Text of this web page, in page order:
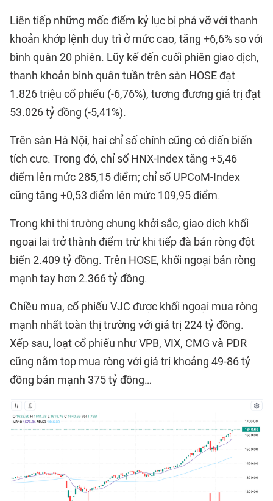
Liên tiếp những mốc điểm kỷ lục bị phá vỡ với thanh
khoản khớp lệnh duy trì ở mức cao, tăng +6,6% so với
bình quân 20 phiên. Lũy kế đến cuối phiên giao dịch,
thanh khoản bình quân tuần trên sàn HOSE đạt
1.826 triệu cổ phiếu (-6,76%), tương đương giá trị đạt
53.026 tỷ đồng (-5,41%).
Trên sàn Hà Nội, hai chỉ số chính cũng có diến biến
tích cực. Trong đó, chỉ số HNX-Index tăng +5,46
điểm lên mức 285,15 điểm; chỉ số UPCoM-Index
cũng tăng +0,53 điểm lên mức 109,95 điểm.
Trong khi thị trường chung khởi sắc, giao dịch khối
ngoại lại trở thành điểm trừ khi tiếp đà bán ròng đột
biến 2.409 tỷ đồng. Trên HOSE, khối ngoại bán ròng
mạnh tay hơn 2.366 tỷ đồng.
Chiều mua, cổ phiếu VJC được khối ngoại mua ròng
mạnh nhất toàn thị trường với giá trị 224 tỷ đồng.
Xếp sau, loạt cổ phiếu như VPB, VIX, CMG và PDR
cũng nằm top mua ròng với giá trị khoảng 49-86 tỷ
đồng bán mạnh 375 tỷ đồng…